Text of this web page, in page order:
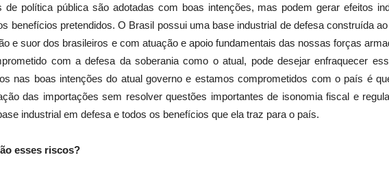
de política pública são adotadas com boas intenções, mas podem gerar efeitos
benefícios pretendidos. O Brasil possui uma base industrial de defesa construída
e suor dos brasileiros e com atuação e apoio fundamentais das nossas forças
com a defesa da soberania como o atual, pode desejar enfraquecer
nas boas intenções do atual governo e estamos comprometidos com o país é
das importações sem resolver questões importantes de isonomia fiscal e
industrial em defesa e todos os benefícios que ela traz para o país.
esses riscos?